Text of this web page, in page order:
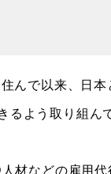
んで以来、日
よう取り組ん
材などの雇用